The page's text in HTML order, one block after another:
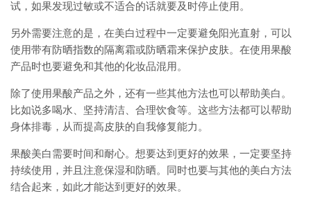
试，如果发现过敏或不适合的话就要及时停止使用。
另外需要注意的是，在美白过程中一定要避免阳光直射，可以
使用带有防晒指数的隔离霜或防晒霜来保护皮肤。在使用果酸
产品时也要避免和其他的化妆品混用。
除了使用果酸产品之外，还有一些其他方法也可以帮助美白。
比如说多喝水、坚持清洁、合理饮食等。这些方法都可以帮助
身体排毒，从而提高皮肤的自我修复能力。
果酸美白需要时间和耐心。想要达到更好的效果，一定要坚持
持续使用，并且注意保湿和防晒。同时也要与其他的美白方法
结合起来，如此才能达到更好的效果。